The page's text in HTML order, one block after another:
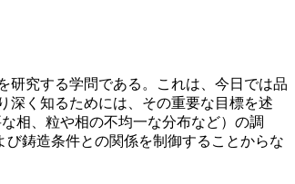
研究する学問である。これは、今日では品
深く知るためには、その重要な目標を述
相、粒や相の不均一な分布など）の調
鋳造条件との関係を制御することからな